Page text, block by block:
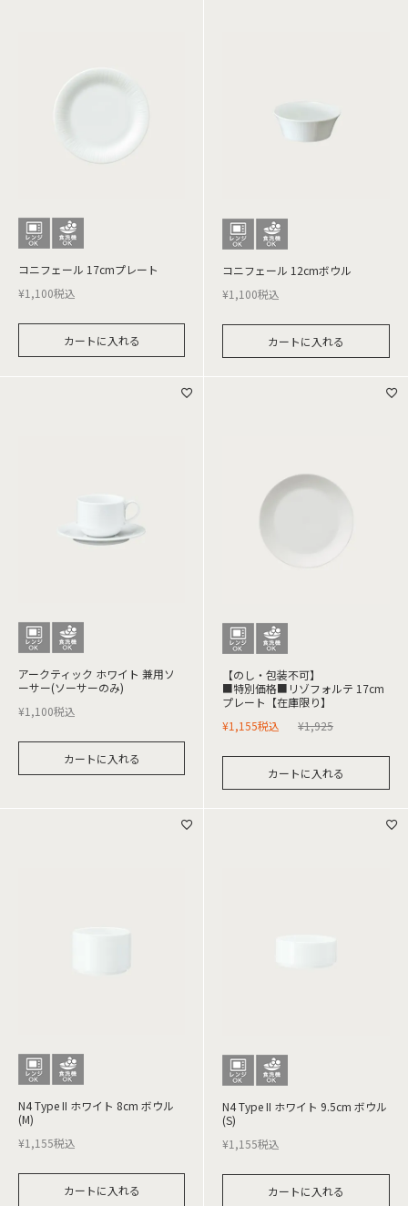
コニフェール 17cmプレート
¥1,100税込
カートに入れる
コニフェール 12cmボウル
¥1,100税込
カートに入れる
アークティック ホワイト 兼用ソ
ーサー(ソーサーのみ)
¥1,100税込
カートに入れる
【のし・包装不可】
■特別価格■リゾフォルテ 17cm
プレート【在庫限り】
¥1,925
¥1,155税込
カートに入れる
N4 Type II ホワイト 8cm ボウル
(M)
¥1,155税込
カートに入れる
N4 Type II ホワイト 9.5cm ボウル
(S)
¥1,155税込
カートに入れる